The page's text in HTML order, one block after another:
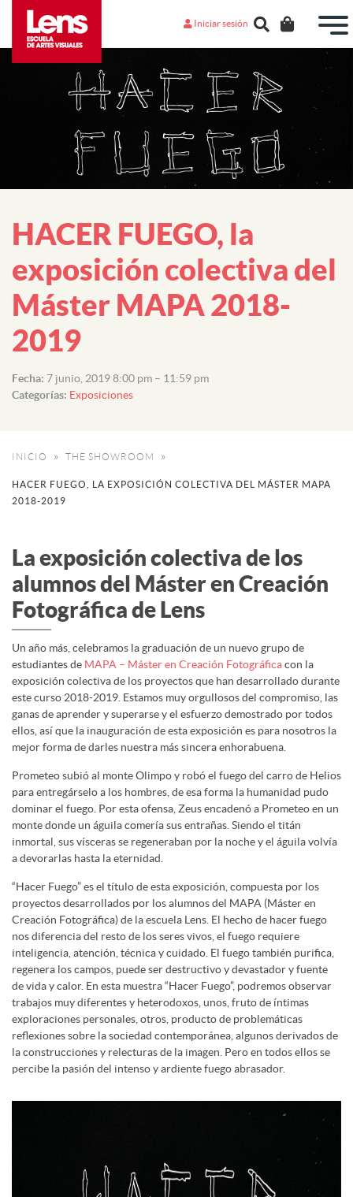
Iniciar sesión
HACER FUEGO, la
exposición colectiva del
Máster MAPA 2018-
2019
Fecha: 7 junio, 2019 8:00 pm – 11:59 pm
Categorías: Exposiciones
INICIO THE SHOWROOM
HACER FUEGO, LA EXPOSICIÓN COLECTIVA DEL MÁSTER MAPA
2018-2019
La exposición colectiva de los
alumnos del Máster en Creación
Fotográfica de Lens
Un año más, celebramos la graduación de un nuevo grupo de
estudiantes de MAPA – Máster en Creación Fotográficacon la
exposición colectiva de los proyectos que han desarrollado durante
este curso 2018-2019. Estamos muy orgullosos del compromiso, las
ganas de aprender y superarse y el esfuerzo demostrado por todos
ellos, así que la inauguración de esta exposición es para nosotros la
mejor forma de darles nuestra más sincera enhorabuena.
Prometeo subió al monte Olimpo y robó el fuego del carro de Helios
para entregárselo a los hombres, de esa forma la humanidad pudo
dominar el fuego. Por esta ofensa, Zeus encadenó a Prometeo en un
monte donde un águila comería sus entrañas. Siendo el titán
inmortal, sus vísceras se regeneraban por la noche y el águila volvía
a devorarlas hasta la eternidad.
“Hacer Fuego” es el título de esta exposición, compuesta por los
proyectos desarrollados por los alumnos del MAPA (Máster en
Creación Fotográfica) de la escuela Lens. El hecho de hacer fuego
nos diferencia del resto de los seres vivos, el fuego requiere
inteligencia, atención, técnica y cuidado. El fuego también purifica,
regenera los campos, puede ser destructivo y devastador y fuente
de vida y calor. En esta muestra “Hacer Fuego”, podremos observar
trabajos muy diferentes y heterodoxos, unos, fruto de íntimas
exploraciones personales, otros, producto de problemáticas
reflexiones sobre la sociedad contemporánea, algunos derivados de
la construcciones y relecturas de la imagen. Pero en todos ellos se
percibe la pasión del intenso y ardiente fuego abrasador.